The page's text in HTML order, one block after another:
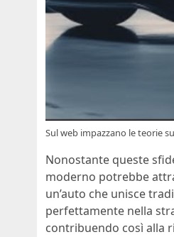
Sul web impazzano le teorie
Nonostante queste
moderno potrebbe
un’auto che unisce
perfettamente nella
contribuendo così alla